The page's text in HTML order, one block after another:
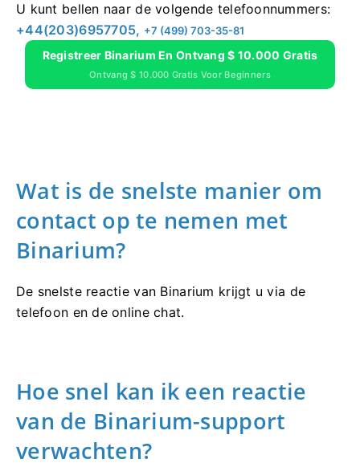
U kunt bellen naar de volgende telefoonnummers:
+44(203)6957705, +7 (499) 703-35-81
Registreer Binarium En Ontvang $ 10.000 Gratis
Ontvang $ 10.000 Gratis Voor Beginners
Wat is de snelste manier om
contact op te nemen met
Binarium?
De snelste reactie van Binarium krijgt u via de
telefoon en de online chat.
Hoe snel kan ik een reactie
van de Binarium-support
verwachten?